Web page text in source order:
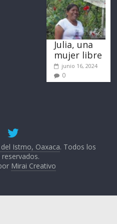
Julia, una
mujer libre
junio 16, 2024
0
Istmo, Oaxaca. Todos los
Mirai Creativo